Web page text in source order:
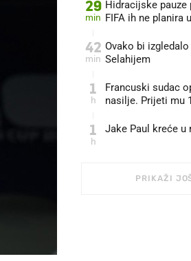
29
min
Hidracijske
FIFA ih ne planira
42
min
Ovako bi
Selahijem
1
h
Francuski sudac
nasilje. Prijeti mu
1
h
Jake Paul kreće u
PRIKAŽI